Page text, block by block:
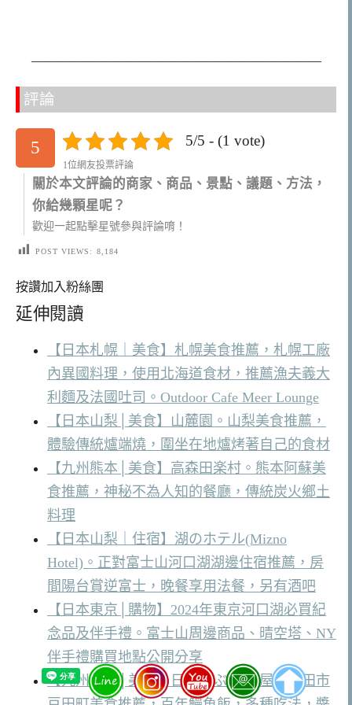
————————————————————–
評論
5 5/5 - (1 vote)
1位網友投票評論
關於本文評論的商家、商品、景點、議題、方法，
你給幾顆星呢？
歡迎一起點擊星號參與評論唷！
POST VIEWS: 8,184
按讚加入粉絲團
延伸閱讀
【日本札幌｜美食】札幌美食推薦，札幌工廠
內異國料理，使用北海道食材，推薦漁夫義大
利麵及法國吐司。Outdoor Cafe Meer Lounge
【日本山梨│美食】山麓園。山梨美食推薦，
體驗傳統爐端燒，圍坐在地爐烤著自己的食材
【九州熊本│美食】高森田楽村。熊本阿蘇美
食推薦，神秘不為人知的餐廳，傳統炭火鄉土
料理
【日本山梨｜住宿】湖のホテル(Mizno
Hotel)。正對富士山河口湖湖邊住宿推薦，房
間陽台賞逆富士，晚餐享用法餐，另有酒吧
【日本東京│購物】2024年東京河口湖必買紀
念品及伴手禮。富士山周邊商品、晴空塔、NY
伴手禮購買地點公開分享
【九州大分│美食】日田まぶし 千屋。日田市